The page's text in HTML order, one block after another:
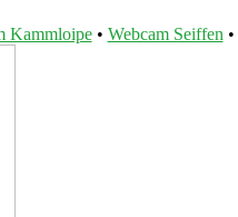
Kammloipe• Webcam Seiffen •